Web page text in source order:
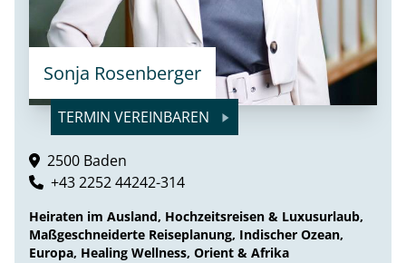
Sonja Rosenberger
TERMIN VEREINBAREN
2500 Baden
+43 2252 44242-314
Heiraten im Ausland, Hochzeitsreisen & Luxusurlaub,
Maßgeschneiderte Reiseplanung, Indischer Ozean,
Europa, Healing Wellness, Orient & Afrika